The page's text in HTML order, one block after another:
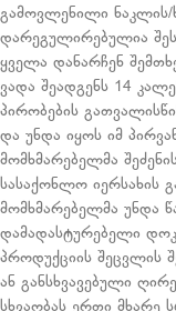
გამოვლენილი ნაკლის/
დარეგულირებულია
ყველა დანარჩენ
ვადა შეადგენს 14
პირობების
და უნდა იყოს იმ
მომხმარებელმა
სასაქონლო იერსახის
მომხმარებელმა უნდა
დამადასტურებელი
პროდუქციის შეცვლის
ან განსხვავებული
სხვაობას ერთი მხარე